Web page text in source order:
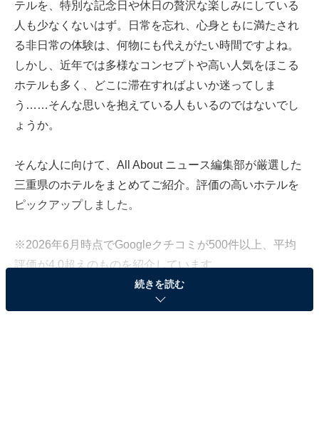
テルを、特別な記念日や休日の贅沢な楽しみにしている
人も少なくないはず。日常を忘れ、心身ともに満たされ
る非日常の体験は、何物にも代えがたい時間ですよね。
しかし、近年では多様なコンセプトや高い人気をほこる
ホテルも多く、どこに滞在すればよいか迷ってしま
う……そんな思いを抱えている人もいるのではないでし
ょうか。
そんな人に向けて、All About ニュース編集部が厳選した
三重県のホテルをまとめてご紹介。評価の高いホテルを
ピックアップしました。
※2026年6月時点でGoogleクチコミが500件以上、平均
評価が4.0超えのものを紹介しています
この記事の執筆者： All About ニュース お買
続きを読む